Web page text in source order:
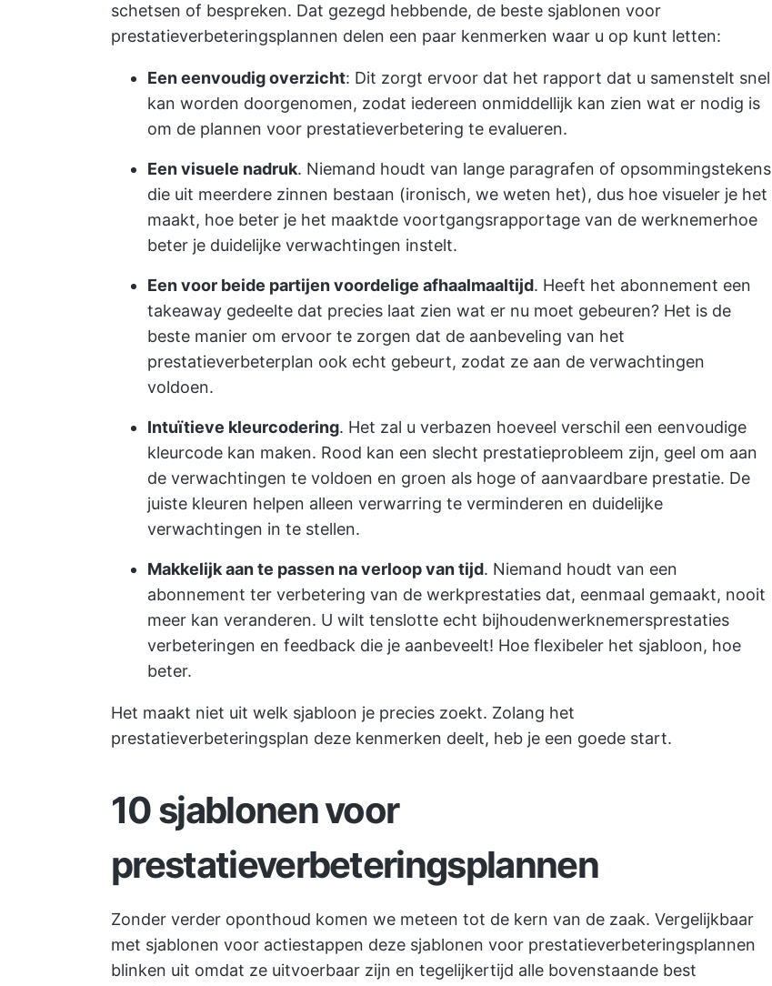
schetsen of bespreken. Dat gezegd hebbende, de beste sjablonen voor
prestatieverbeteringsplannen delen een paar kenmerken waar u op kunt letten:
Een eenvoudig overzicht: Dit zorgt ervoor dat het rapport dat u samenstelt snel
kan worden doorgenomen, zodat iedereen onmiddellijk kan zien wat er nodig is
om de plannen voor prestatieverbetering te evalueren.
Een visuele nadruk. Niemand houdt van lange paragrafen of opsommingstekens
die uit meerdere zinnen bestaan (ironisch, we weten het), dus hoe visueler je het
maakt, hoe beter je het maaktde voortgangsrapportage van de werknemerhoe
beter je duidelijke verwachtingen instelt.
Een voor beide partijen voordelige afhaalmaaltijd. Heeft het abonnement een
takeaway gedeelte dat precies laat zien wat er nu moet gebeuren? Het is de
beste manier om ervoor te zorgen dat de aanbeveling van het
prestatieverbeterplan ook echt gebeurt, zodat ze aan de verwachtingen
voldoen.
Intuïtieve kleurcodering. Het zal u verbazen hoeveel verschil een eenvoudige
kleurcode kan maken. Rood kan een slecht prestatieprobleem zijn, geel om aan
de verwachtingen te voldoen en groen als hoge of aanvaardbare prestatie. De
juiste kleuren helpen alleen verwarring te verminderen en duidelijke
verwachtingen in te stellen.
Makkelijk aan te passen na verloop van tijd. Niemand houdt van een
abonnement ter verbetering van de werkprestaties dat, eenmaal gemaakt, nooit
meer kan veranderen. U wilt tenslotte echt bijhoudenwerknemersprestaties
verbeteringen en feedback die je aanbeveelt! Hoe flexibeler het sjabloon, hoe
beter.
Het maakt niet uit welk sjabloon je precies zoekt. Zolang het
prestatieverbeteringsplan deze kenmerken deelt, heb je een goede start.
10 sjablonen voor
prestatieverbeteringsplannen
Zonder verder oponthoud komen we meteen tot de kern van de zaak. Vergelijkbaar
met sjablonen voor actiestappen deze sjablonen voor prestatieverbeteringsplannen
blinken uit omdat ze uitvoerbaar zijn en tegelijkertijd alle bovenstaande best